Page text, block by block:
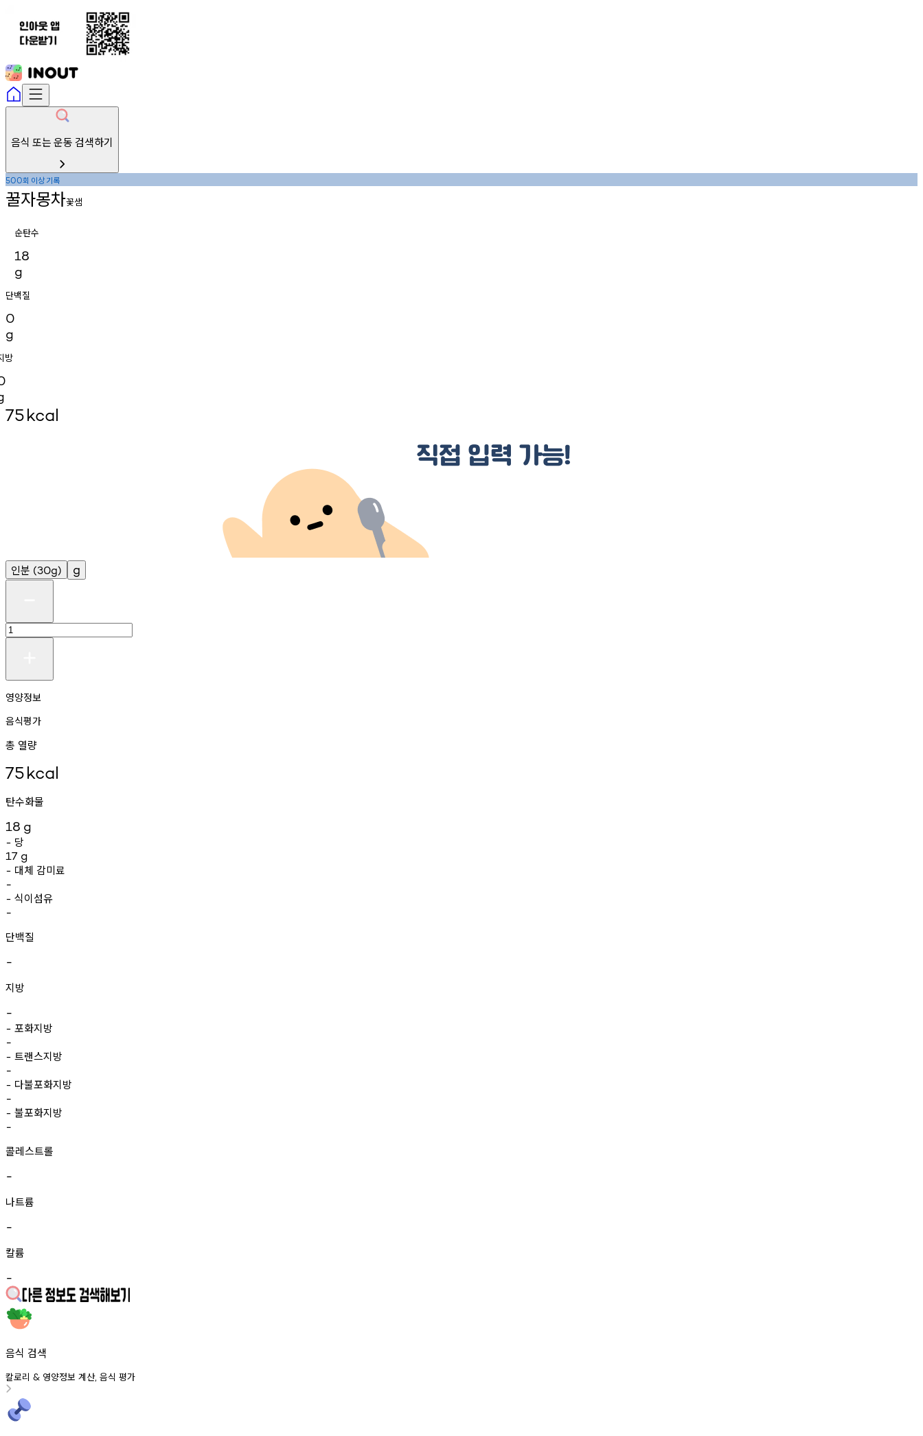
음식 또는 운동 검색하기
500회 이상기록
꿀자몽차꽃샘
순탄수
18
g
단백질
0
g
방
75kcal
인분 (30g) g
영양정보
음식평가
총 열량
75kcal
탄수화물
18 g
- 당
17 g
- 대체 감미료
-
- 식이섬유
-
단백질
-
지방
-
- 포화지방
-
- 트랜스지방
-
- 다불포화지방
-
- 불포화지방
-
콜레스트롤
-
나트륨
-
칼륨
-
음식 검색
칼로리 & 영양정보 계산, 음식 평가